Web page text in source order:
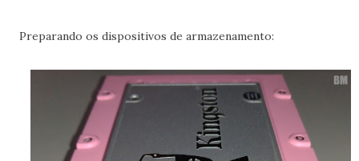
Preparando os dispositivos de armazenamento: